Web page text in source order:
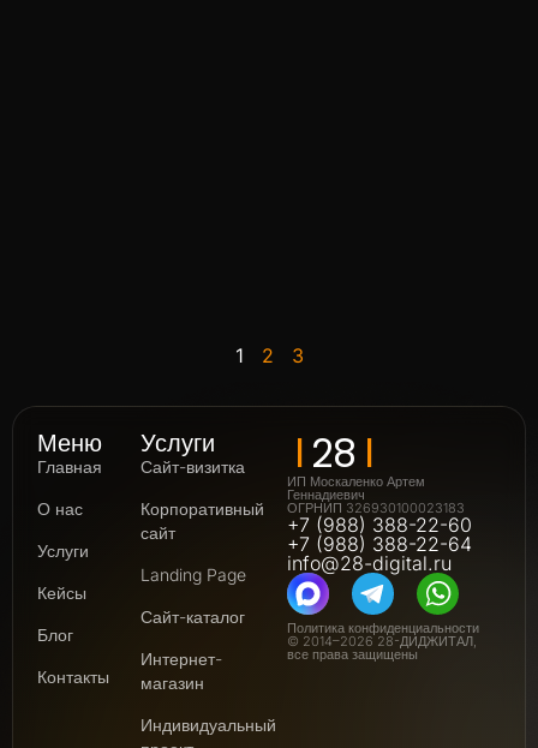
1 2 3
I 28 I
ИП Москаленко Артем
Геннадиевич
ОГРНИП 326930100023183
+7 (988) 388-22-60
+7 (988) 388-22-64
info@28-digital.ru
Политика конфиденциальности
© 2014–2026 28-ДИДЖИТАЛ,
все права защищены
Меню
Главная
О нас
Услуги
Кейсы
Блог
Контакты
Услуги
Сайт-визитка
Корпоративный
сайт
Landing Page
Сайт-каталог
Интернет-
магазин
Индивидуальный